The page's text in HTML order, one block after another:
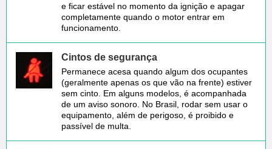
e ficar estável no momento da ignição e apagar
completamente quando o motor entrar em
funcionamento.
Cintos de segurança
Permanece acesa quando algum dos ocupantes
(geralmente apenas os que vão na frente) estiver
sem cinto. Em alguns modelos, é acompanhada
de um aviso sonoro. No Brasil, rodar sem usar o
equipamento, além de perigoso, é proibido e
passível de multa.